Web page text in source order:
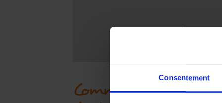
Consentement
Comment nous